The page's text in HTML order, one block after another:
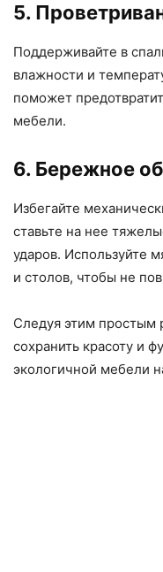
5.
Поддерживайте в
влажности и
поможет
мебели.
6. Бережное
Избегайте
ставьте на нее
ударов. Используйте
и столов, чтобы не
Следуя этим
сохранить красоту и
экологичной мебели